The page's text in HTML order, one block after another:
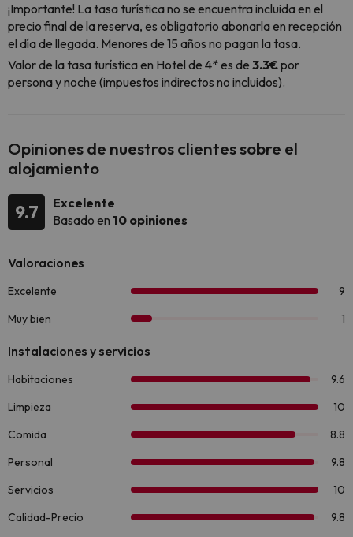
¡Importante! La tasa turística no se encuentra incluida en el
precio final de la reserva, es obligatorio abonarla en recepción
el día de llegada. Menores de 15 años no pagan la tasa.
Valor de la tasa turística en Hotel de 4* es de 3.3€por
persona y noche (impuestos indirectos no incluidos).
Opiniones de nuestros clientes sobre el
alojamiento
9.7
Excelente
Basado en 10 opiniones